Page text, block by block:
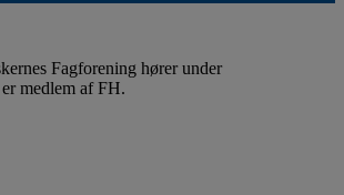
Fagforening hører under
medlem af FH.